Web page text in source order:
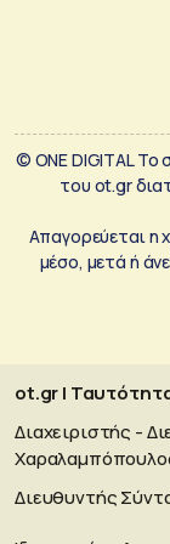
© ONE DIGITAL Το
του ot.gr
Απαγορεύεται η
μέσο, μετά ή
ot.gr |
Διαχειριστής -
Διευθυντής